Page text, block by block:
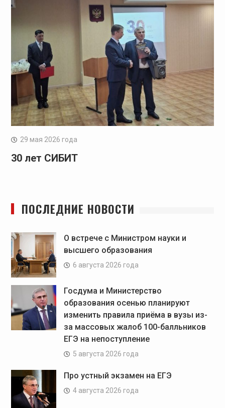
29 мая 2026 года
30 лет СИБИТ
ПОСЛЕДНИЕ НОВОСТИ
О встрече с Министром науки и
высшего образования
6 августа 2026 года
Госдума и Министерство
образования осенью планируют
изменить правила приёма в вузы из-
за массовых жалоб 100-балльников
ЕГЭ на непоступление
5 августа 2026 года
Про устный экзамен на ЕГЭ
4 августа 2026 года